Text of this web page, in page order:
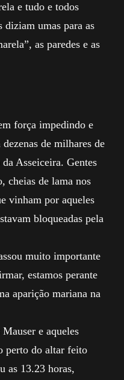
e tudo e todos
diziam umas para as
as paredes e as
força impedindo e
de milhares de
Asseiceira. Gentes
cheias de lama nos
vinham por aqueles
bloqueadas pela
muito importante
estamos perante
aparição mariana na
e aqueles
perto do altar feito
as 13.23 horas,